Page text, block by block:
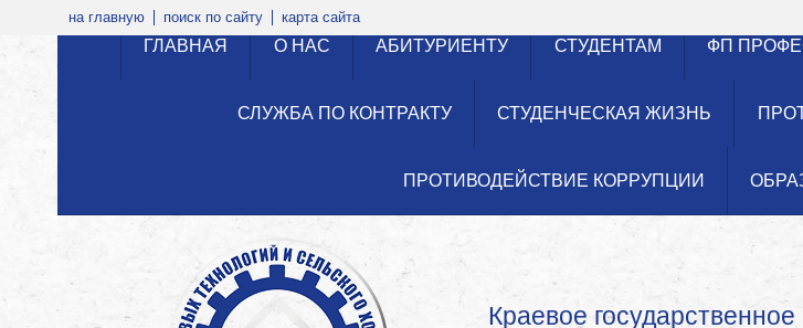
на главную поиск по сайту карта сайта
ГЛАВНАЯ О НАС АБИТУРИЕНТУ СТУДЕНТАМ ФП
СЛУЖБА ПО КОНТРАКТУ СТУДЕНЧЕСКАЯ ЖИЗНЬ
ПРОТИВОДЕЙСТВИЕ КОРРУПЦИИ
Краевое